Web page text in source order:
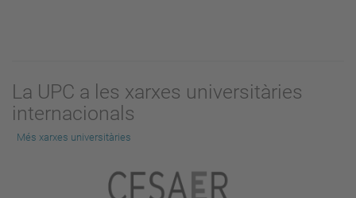
La UPC a les xarxes universitàries
internacionals
Més xarxes universitàries